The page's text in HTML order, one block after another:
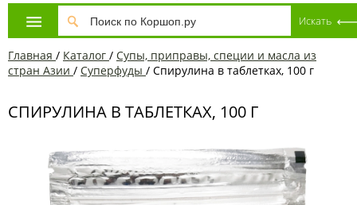
Главная / Каталог / Супы, приправы, специи и масла из
стран Азии / Суперфуды / Спирулина в таблетках, 100 г
СПИРУЛИНА В ТАБЛЕТКАХ, 100 Г